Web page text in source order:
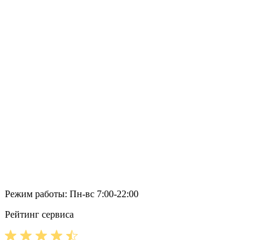
Режим работы: Пн-вс 7:00-22:00
Рейтинг сервиса